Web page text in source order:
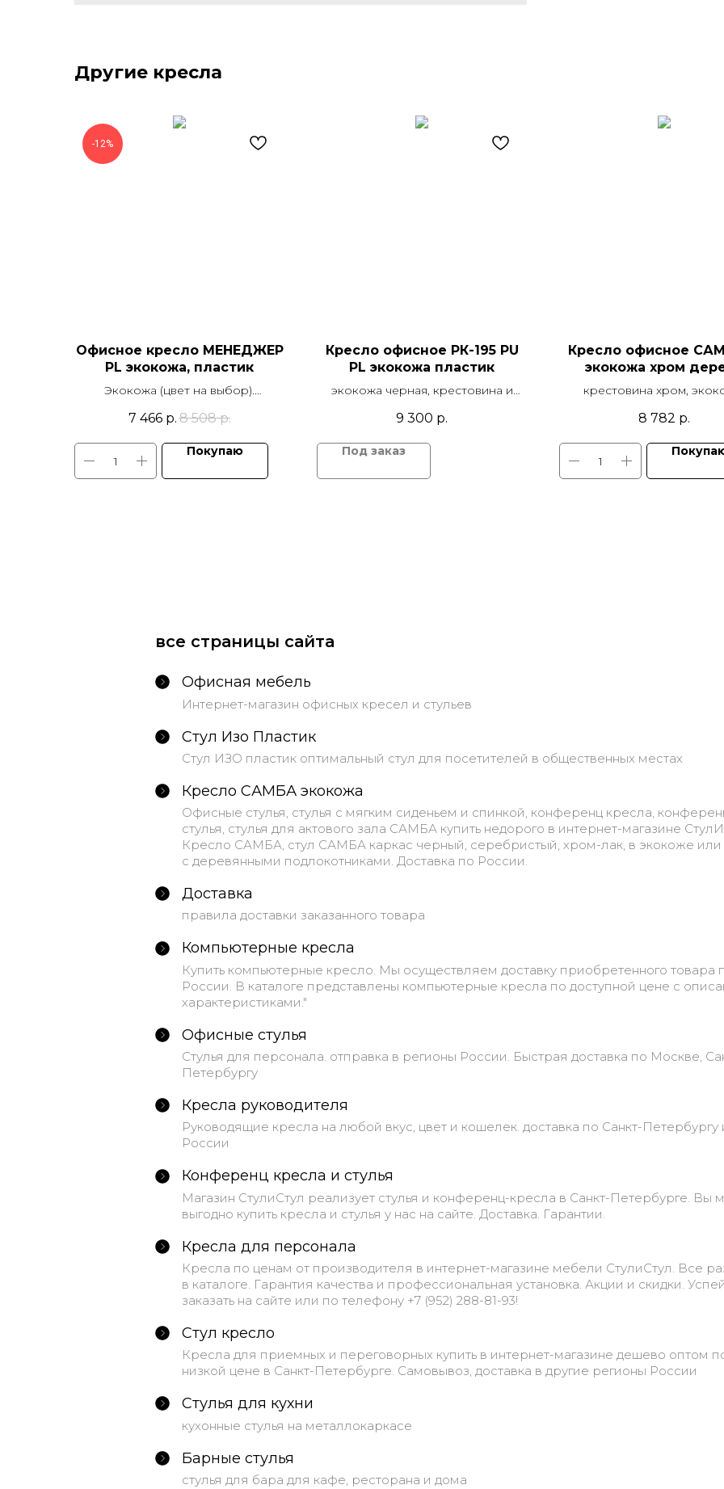
Другие кресла
-12%
Офисное кресло МЕНЕДЖЕР
PL экокожа, пластик
Экокожа (цвет на выбор).
пластик армированный. Механизм
качания TOP GUN
7 466 р.8 508 р.
Покупаю
Кресло офисное РК-195 PU
PL экокожа пластик
экокожа черная, крестовина и
качания TOP GUN
9 300 р.
Кресло офисное
экокожа хром
крестовина хром,
механизм качания TOP
ролики
8 782 р.
все страницы сайта
Офисная мебель
Интернет-магазин офисных кресел и стульев
Стул Изо Пластик
Стул ИЗО пластик оптимальный стул для посетителей в общественных местах
Кресло САМБА экокожа
Офисные стулья, стулья с мягким сиденьем и спинкой, конференц кресла,
стулья, стулья для актового зала САМБА купить недорого в интернет-магазине
Кресло САМБА, стул САМБА каркас черный, серебристый, хром-лак, в экокоже или
с деревянными подлокотниками. Доставка по России.
Доставка
правила доставки заказанного товара
Компьютерные кресла
Купить компьютерные кресло. Мы осуществляем доставку приобретенного товара
России. В каталоге представлены компьютерные кресла по доступной цене с
характеристиками."
Офисные стулья
Стулья для персонала. отправка в регионы России. Быстрая доставка по Москве,
Петербургу
Кресла руководителя
Руководящие кресла на любой вкус, цвет и кошелек. доставка по Санкт-Петербургу
России
Конференц кресла и стулья
Магазин СтулиСтул реализует стулья и конференц-кресла в Санкт-Петербурге. Вы
выгодно купить кресла и стулья у нас на сайте. Доставка. Гарантии.
Кресла для персонала
Кресла по ценам от производителя в интернет-магазине мебели СтулиСтул. Все
в каталоге. Гарантия качества и профессиональная установка. Акции и скидки.
заказать на сайте или по телефону +7 (952) 288-81-93!
Стул кресло
Кресла для приемных и переговорных купить в интернет-магазине дешево оптом
низкой цене в Санкт-Петербурге. Самовывоз, доставка в другие регионы России
Стулья для кухни
кухонные стулья на металлокаркасе
Барные стулья
стулья для бара для кафе, ресторана и дома